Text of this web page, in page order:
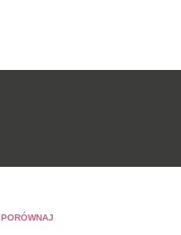
PORÓWNAJ